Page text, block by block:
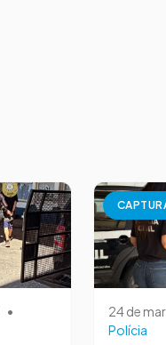
•
24 de
Polícia